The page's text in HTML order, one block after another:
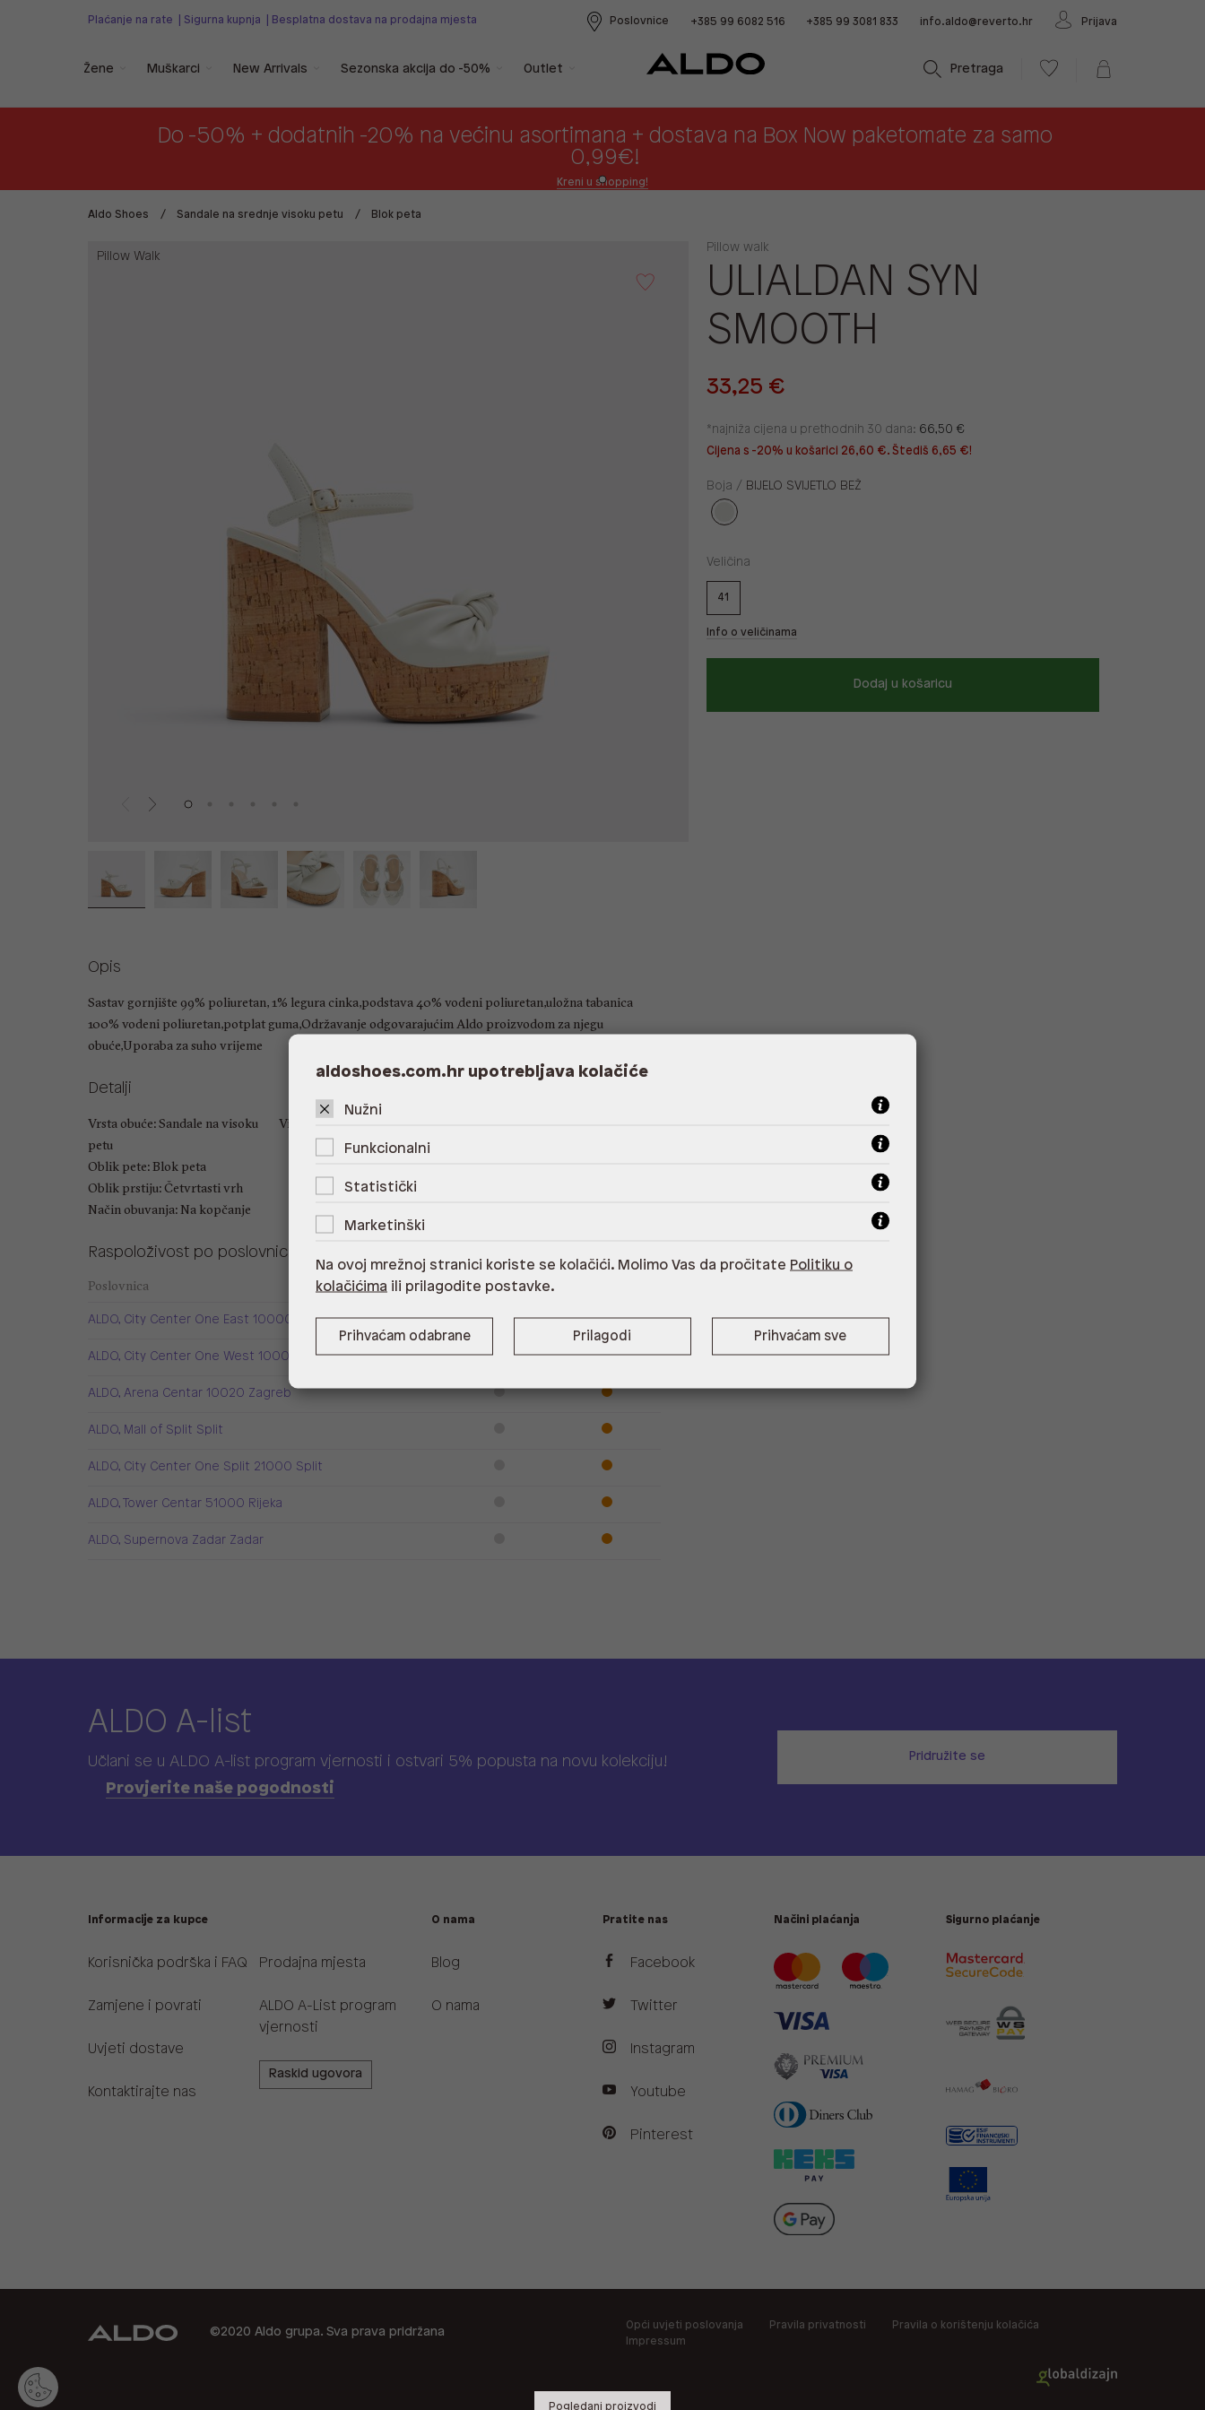
Plaćanje na rate Sigurna kupnja Besplatna dostava na prodajna mjesta Poslovnice +385 99 6082 516 +385 99 3081 833 info.aldo@reverto.hr Prijava
Pretraga
Žene Muškarci New Arrivals Sezonska akcija do -50% Outlet
Do -50% + dodatnih -20% na većinu asortimana + dostava na Box Now paketomate za samo
0,99€!
Kreni u shopping!
Aldo Shoes Sandale na srednje visoku petu Blok peta
Pillow Walk
Pillow walk
ULIALDAN SYN
SMOOTH
33,25 €
*najniža cijena u prethodnih 30 dana: 66,50 €
Cijena s -20% u košarici 26,60 €. Štediš 6,65 €!
Boja / BIJELO SVIJETLO BEŽ
Veličina
41
Info o veličinama
Dodaj u košaricu
Opis
Sastav gornjište 99% poliuretan, 1% legura cinka,podstava 40% vodeni poliuretan,uložna tabanica
100% vodeni poliuretan,potplat guma,Održavanje odgovarajućim Aldo proizvodom za njegu
obuće,Uporaba za suho vrijeme
Detalji
Vrsta obuće: Sandale na visoku
petu
Oblik pete: Blok peta
Oblik prstiju: Četvrtasti vrh
Način obuvanja: Na kopčanje
Visina pete: 12.07 cm
Raspoloživost po poslovnicama
Poslovnica Dostupno
ALDO, City Center One East 10000 Zagreb
ALDO, City Center One West 10000 Zagreb
ALDO, Arena Centar 10020 Zagreb
ALDO, Mall of Split Split
ALDO, City Center One Split 21000 Split
ALDO, Tower Centar 51000 Rijeka
ALDO, Supernova Zadar Zadar
ALDO A-list
Učlani se u ALDO A-list program vjernosti i ostvari 5% popusta na novu kolekciju!
Provjerite naše pogodnosti
Pridružite se
Informacije za kupce
Korisnička podrška i FAQ
Zamjene i povrati
Uvjeti dostave
Kontaktirajte nas
Prodajna mjesta
ALDO A-List program
vjernosti
Raskid ugovora
O nama
Blog
O nama
Pratite nas
Facebook
Twitter
Instagram
Youtube
Pinterest
Načini plaćanja Sigurno plaćanje
©2020 Aldo grupa. Sva prava pridržana
Opći uvjeti poslovanja Pravila privatnosti
Pravila o korištenju kolačića
Impressum
Pogledani proizvodi
aldoshoes.com.hr upotrebljava kolačiće
Nužni
Funkcionalni
Statistički
Marketinški
Na ovoj mrežnoj stranici koriste se kolačići. Molimo Vas da pročitate Politiku o
kolačićima ili prilagodite postavke.
Prihvaćam odabrane Prilagodi Prihvaćam sve